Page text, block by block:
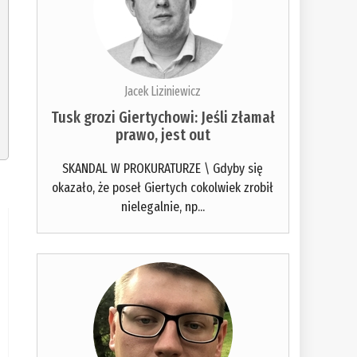
Jacek Liziniewicz
Tusk grozi Giertychowi: Jeśli złamał
prawo, jest out
SKANDAL W PROKURATURZE \ Gdyby się
okazało, że poseł Giertych cokolwiek zrobił
nielegalnie, np...